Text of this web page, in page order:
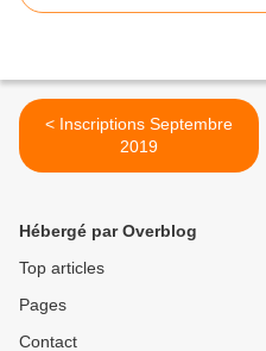
< Inscriptions Septembre
2019
Hébergé par Overblog
Top articles
Pages
Contact